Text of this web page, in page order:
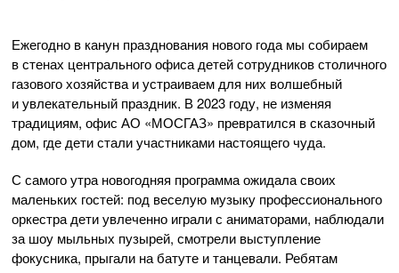
Ежегодно в канун празднования нового года мы собираем
в стенах центрального офиса детей сотрудников столичного
газового хозяйства и устраиваем для них волшебный
и увлекательный праздник. В 2023 году, не изменяя
традициям, офис АО «МОСГАЗ» превратился в сказочный
дом, где дети стали участниками настоящего чуда.
С самого утра новогодняя программа ожидала своих
маленьких гостей: под веселую музыку профессионального
оркестра дети увлеченно играли с аниматорами, наблюдали
за шоу мыльных пузырей, смотрели выступление
фокусника, прыгали на батуте и танцевали. Ребятам